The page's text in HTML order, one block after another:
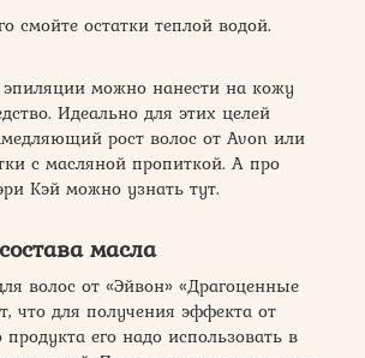
смойте остатки теплой водой.
можно нанести на кожу
Идеально для этих целей
рост волос от Avon или
с масляной пропиткой. А про
Кэй можно узнать тут.
масла
волос от «Эйвон» «Драгоценные
что для получения эффекта от
его надо использовать в